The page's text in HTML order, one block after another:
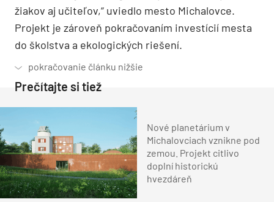
žiakov aj učiteľov,“ uviedlo mesto Michalovce.
Projekt je zároveň pokračovaním investícií mesta
do školstva a ekologických riešení.
Prečítajte si tiež
Nové planetárium v
Michalovciach vznikne pod
zemou. Projekt citlivo
doplní historickú
hvezdáreň